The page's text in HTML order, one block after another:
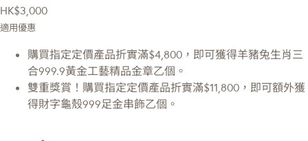
HK$3,000
適用優惠
購買指定定價產品折實滿$4,800，即可獲得羊豬兔生肖三
合999.9黃金工藝精品金章乙個。
雙重獎賞！購買指定定價產品折實滿$11,800，即可額外獲
得財字龜殼999足金串飾乙個。